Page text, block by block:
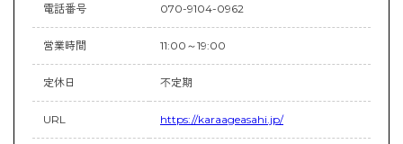
電話番号 070-9104-0962
営業時間 11:00～19:00
定休日 不定期
URL https://karaageasahi.jp/